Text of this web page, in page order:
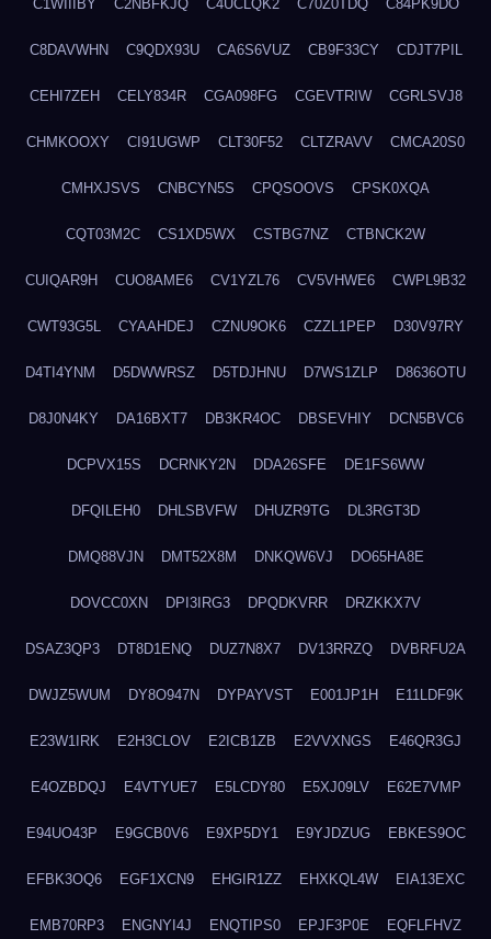
C1WIIIBY C2NBFKJQ C4UCLQK2 C70Z0TDQ C84PK9DO
C8DAVWHN C9QDX93U CA6S6VUZ CB9F33CY CDJT7PIL
CEHI7ZEH CELY834R CGA098FG CGEVTRIW CGRLSVJ8
CHMKOOXY CI91UGWP CLT30F52 CLTZRAVV CMCA20S0
CMHXJSVS CNBCYN5S CPQSOOVS CPSK0XQA
CQT03M2C CS1XD5WX CSTBG7NZ CTBNCK2W
CUIQAR9H CUO8AME6 CV1YZL76 CV5VHWE6 CWPL9B32
CWT93G5L CYAAHDEJ CZNU9OK6 CZZL1PEP D30V97RY
D4TI4YNM D5DWWRSZ D5TDJHNU D7WS1ZLP D8636OTU
D8J0N4KY DA16BXT7 DB3KR4OC DBSEVHIY DCN5BVC6
DCPVX15S DCRNKY2N DDA26SFE DE1FS6WW
DFQILEH0 DHLSBVFW DHUZR9TG DL3RGT3D
DMQ88VJN DMT52X8M DNKQW6VJ DO65HA8E
DOVCC0XN DPI3IRG3 DPQDKVRR DRZKKX7V
DSAZ3QP3 DT8D1ENQ DUZ7N8X7 DV13RRZQ DVBRFU2A
DWJZ5WUM DY8O947N DYPAYVST E001JP1H E11LDF9K
E23W1IRK E2H3CLOV E2ICB1ZB E2VVXNGS E46QR3GJ
E4OZBDQJ E4VTYUE7 E5LCDY80 E5XJ09LV E62E7VMP
E94UO43P E9GCB0V6 E9XP5DY1 E9YJDZUG EBKES9OC
EFBK3OQ6 EGF1XCN9 EHGIR1ZZ EHXKQL4W EIA13EXC
EMB70RP3 ENGNYI4J ENQTIPS0 EPJF3P0E EQFLFHVZ